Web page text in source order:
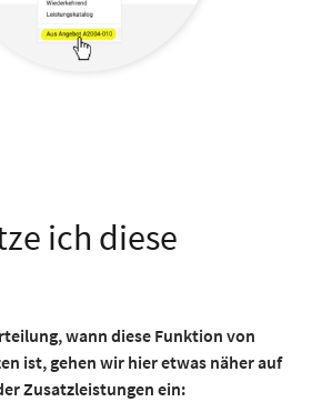
ich diese
wann diese Funktion von
ist, gehen wir hier etwas näher auf
Zusatzleistungen ein: